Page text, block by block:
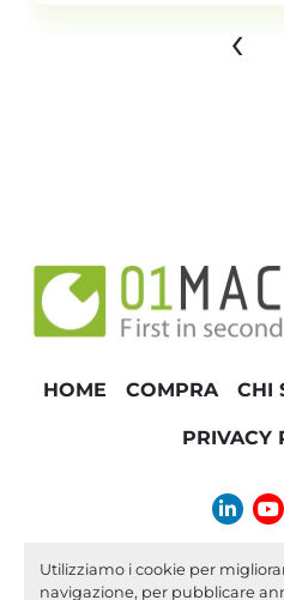
Utilizziamo i cookie per
navigazione, per pubblicare
‹
HOME COMPRA CHI
PRIVACY